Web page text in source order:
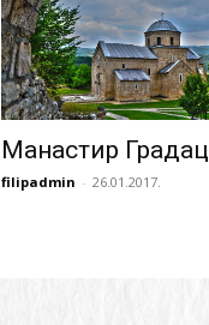
Манастир Градац
filipadmin - 26.01.2017.